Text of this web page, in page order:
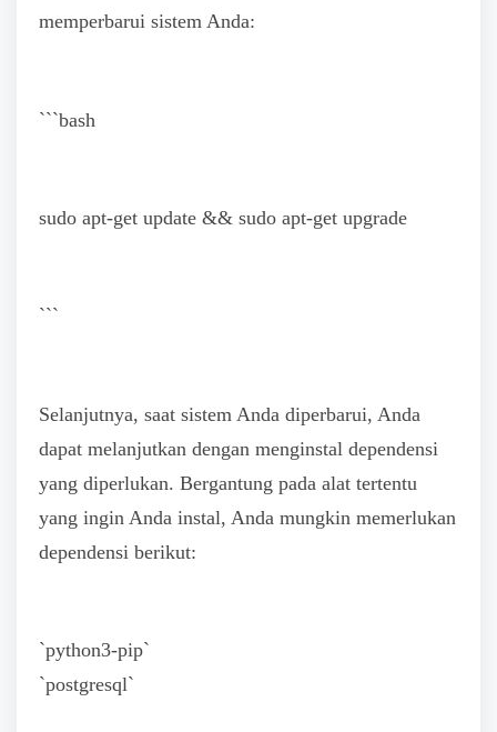
memperbarui sistem Anda:
```bash
sudo apt-get update && sudo apt-get upgrade
```
Selanjutnya, saat sistem Anda diperbarui, Anda
dapat melanjutkan dengan menginstal dependensi
yang diperlukan. Bergantung pada alat tertentu
yang ingin Anda instal, Anda mungkin memerlukan
dependensi berikut:
`python3-pip`
`postgresql`